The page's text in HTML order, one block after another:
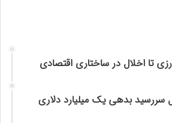
ب
ی
ع
ی
تا اخلال در ساختاری اقتصادی
بدهی یک میلیارد دلاری